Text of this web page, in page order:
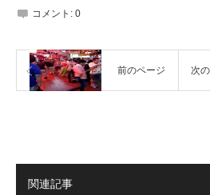
コメント: 0
前のページ 次
関連記事